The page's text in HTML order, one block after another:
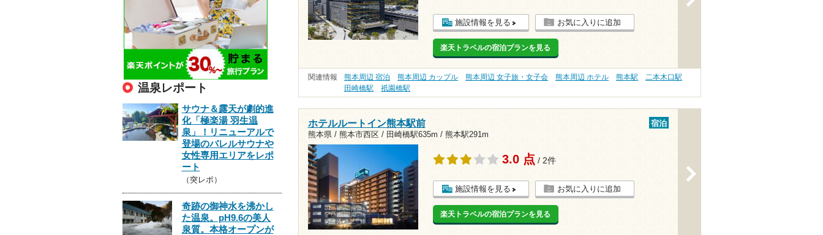
施設情報を見る お気に入りに追加
楽天トラベルの宿泊プランを見る
関連情報 熊本周辺 宿泊 熊本周辺 カップル 熊本周辺 女子旅・女子会 熊本周辺 ホテル 熊本駅
二本木口駅
田崎橋駅
祇園橋駅
ホテルルートイン熊本駅前
熊本県 / 熊本市西区 / 田崎橋駅635m / 熊本駅291m
宿泊
3.0 点 / 2件
施設情報を見る お気に入りに追加
楽天トラベルの宿泊プランを見る
温泉レポート
サウナ＆露天が劇的進
化「極楽湯 羽生温
泉」！リニューアルで
登場のバレルサウナや
女性専用エリアをレポ
ート
（突レポ）
奇跡の御神水を沸かし
た温泉。pH9.6の美人
泉質。本格オープンが